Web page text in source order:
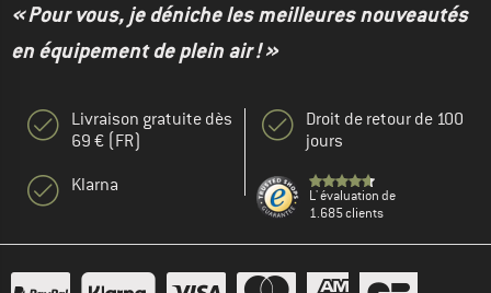
« Pour vous, je déniche les meilleures nouveautés
en équipement de plein air ! »
Livraison gratuite dès
69 € (FR)
Klarna
Droit de retour de 100
jours
L' évaluation de
1.685 clients